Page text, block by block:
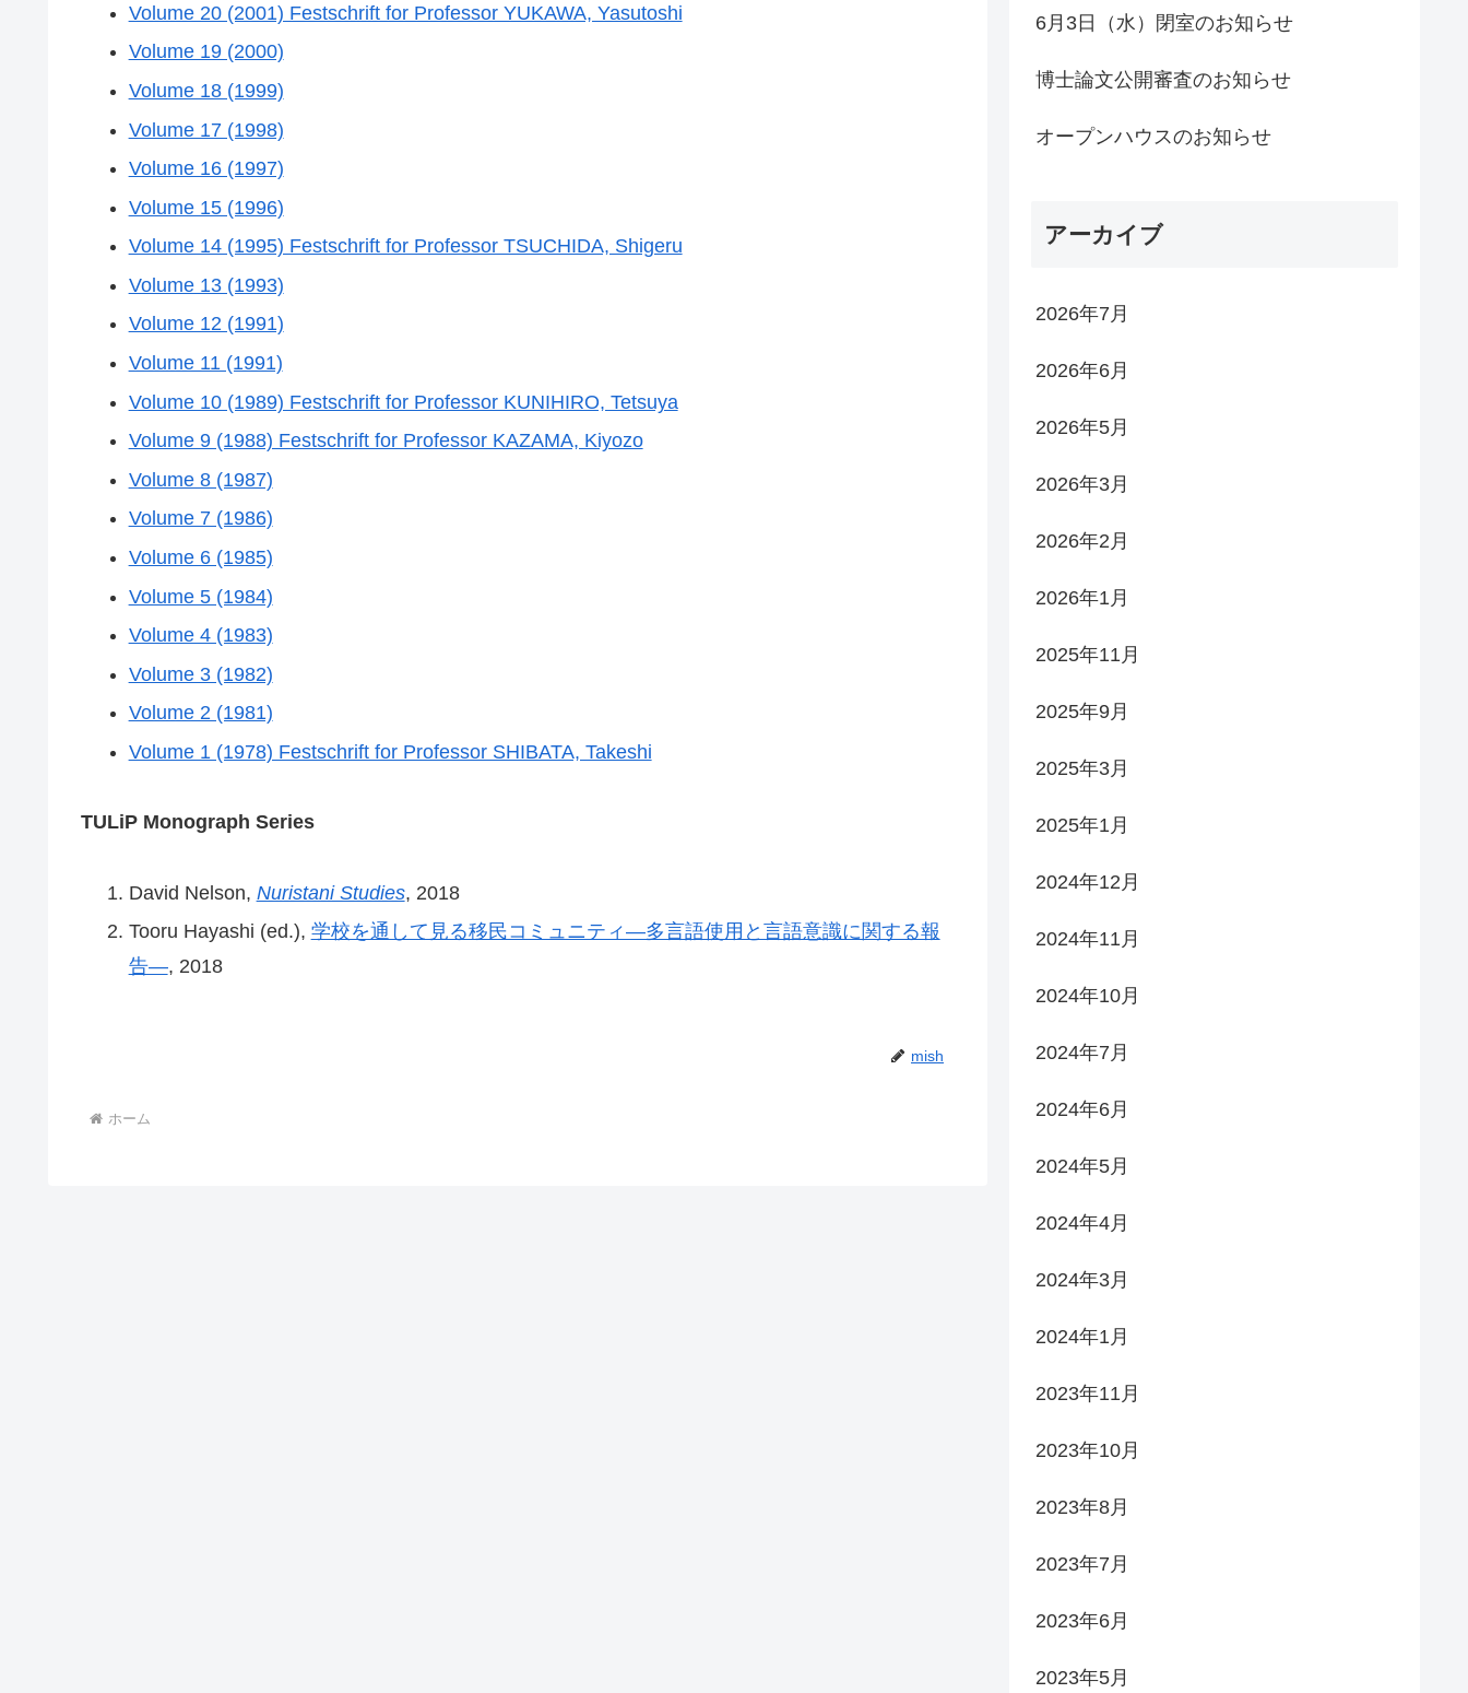
Volume 20 (2001) Festschrift for Professor YUKAWA, Yasutoshi
Volume 19 (2000)
Volume 18 (1999)
Volume 17 (1998)
Volume 16 (1997)
Volume 15 (1996)
Volume 14 (1995) Festschrift for Professor TSUCHIDA, Shigeru
Volume 13 (1993)
Volume 12 (1991)
Volume 11 (1991)
Volume 10 (1989) Festschrift for Professor KUNIHIRO, Tetsuya
Volume 9 (1988) Festschrift for Professor KAZAMA, Kiyozo
Volume 8 (1987)
Volume 7 (1986)
Volume 6 (1985)
Volume 5 (1984)
Volume 4 (1983)
Volume 3 (1982)
Volume 2 (1981)
Volume 1 (1978) Festschrift for Professor SHIBATA, Takeshi
TULiP Monograph Series
David Nelson, Nuristani Studies, 2018
Tooru Hayashi (ed.), 学校を通して見る移民コミュニティ―多言語使用と言語意識に関する報
告―, 2018
mish
ホーム
6月3日（水）閉室のお知らせ
博士論文公開審査のお知らせ
オープンハウスのお知らせ
アーカイブ
2026年7月
2026年6月
2026年5月
2026年3月
2026年2月
2026年1月
2025年11月
2025年9月
2025年3月
2025年1月
2024年12月
2024年11月
2024年10月
2024年7月
2024年6月
2024年5月
2024年4月
2024年3月
2024年1月
2023年11月
2023年10月
2023年8月
2023年7月
2023年6月
2023年5月